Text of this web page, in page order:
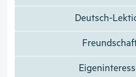
Deutsch-